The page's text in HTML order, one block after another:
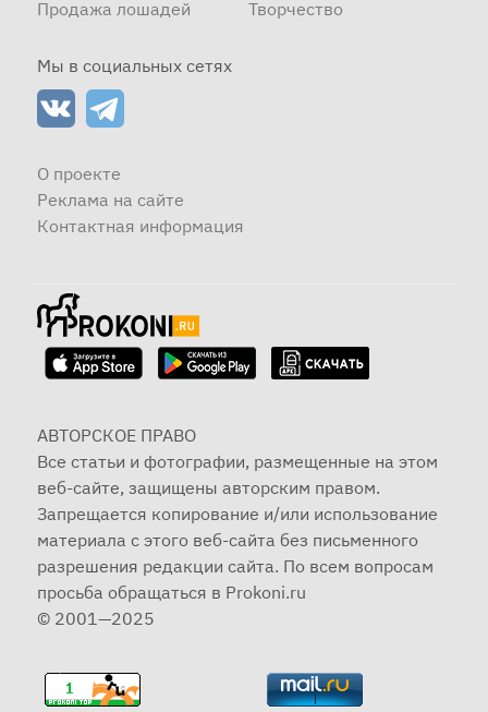
Продажа лошадей
Творчество
Мы в социальных сетях
О проекте
Реклама на сайте
Контактная информация
АВТОРСКОЕ ПРАВО
Все статьи и фотографии, размещенные на этом
веб-сайте, защищены авторским правом.
Запрещается копирование и/или использование
материала с этого веб-сайта без письменного
разрешения редакции сайта. По всем вопросам
просьба обращаться в Prokoni.ru
© 2001—2025